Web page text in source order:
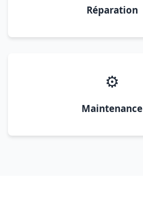
Réparation
⚙️
Maintenance